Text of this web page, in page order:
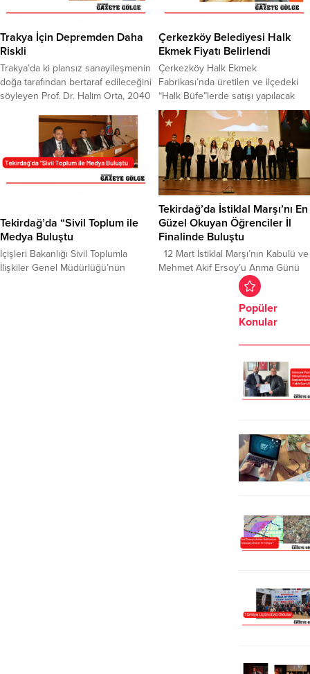
anlarını yansıtan Eski Tekirdağ
Nazım Hikmet’in yol arkadaşı
İbrahim Balaban’ın eşsiz eserlerine
ev sahipliği yapan İbrahim Balaban
Resim Müzesi...
GÖZLEMLEDİLER Başkan Nallar ve
Gündal Halk Plajı, Altınova ve
Alkaya Sahil şeritleri ile Rumeli
İskelesi’nde yürütülen çalışmaları
yerinde...
Trakya İçin Depremden Daha
Riskli
Trakya’da ki plansız sanayileşmenin
doğa tarafından bertaraf edileceğini
söyleyen Prof. Dr. Halim Orta, 2040
başlayacağına dikkat çekti.
Kuraklığın depremden daha riskli
olduğunu vurgulayan Orta, su
kaynaklarının tükenme noktasına
geldiğini belirterek, TESKİ’ye de
kaldırıp, günü kurtaralım derken
geleceği kaybedebiliriz”...
Çerkezköy Belediyesi Halk
Ekmek Fiyatı Belirlendi
Çerkezköy Halk Ekmek
Fabrikası’nda üretilen ve ilçedeki
“Halk Büfe”lerde satışı yapılacak
olan 220 gram ekmeğin 3 TL’den
satılması kararlaştırıldı. Halk pide de
yeni hafta itibariyle satışa
sunulacak. Pidenin fiyatı da
önümüzdeki günlerde açıklanacak.
Çerkezköy Belediyesi’nin iştirak
şirketi olan Çerkezköy Belediyesi
Gıda, Sanayi ve Halk Ekmek A.Ş.’nin
kaba inşaatı tamamen biten...
Tekirdağ’da “Sivil Toplum ile
Medya Buluştu
İçişleri Bakanlığı Sivil Toplumla
İlişkiler Genel Müdürlüğü’nün
Tekirdağ’da İstiklal Marşı’nı En
Güzel Okuyan Öğrenciler İl
Finalinde Buluştu
12 Mart İstiklal Marşı’nın Kabulü ve
Mehmet Akif Ersoy’u Anma Günü
etkinlikleri kapsamında “İstiklal
Marşı’nı Güzel Okuma İl Finali”
yarışması gerçekleştirildi. İl
genelinde düzenlenen
gelerek İstiklal Marşı’nı en güzel
performanslarını sergiledi.
Popüler
Konular